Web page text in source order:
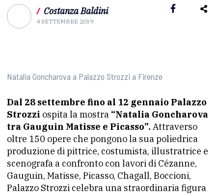
/ Costanza Baldini
4 SETTEMBRE 2019
Natalia Goncharova a Palazzo Strozzi a Firenze
Dal 28 settembre fino al 12 gennaio Palazzo
Strozzi ospita la mostra “Natalia Goncharova
tra Gauguin Matisse e Picasso”. Attraverso
oltre 150 opere che pongono la sua poliedrica
produzione di pittrice, costumista, illustratrice e
scenografa a confronto con lavori di Cézanne,
Gauguin, Matisse, Picasso, Chagall, Boccioni,
Palazzo Strozzi celebra una straordinaria figura